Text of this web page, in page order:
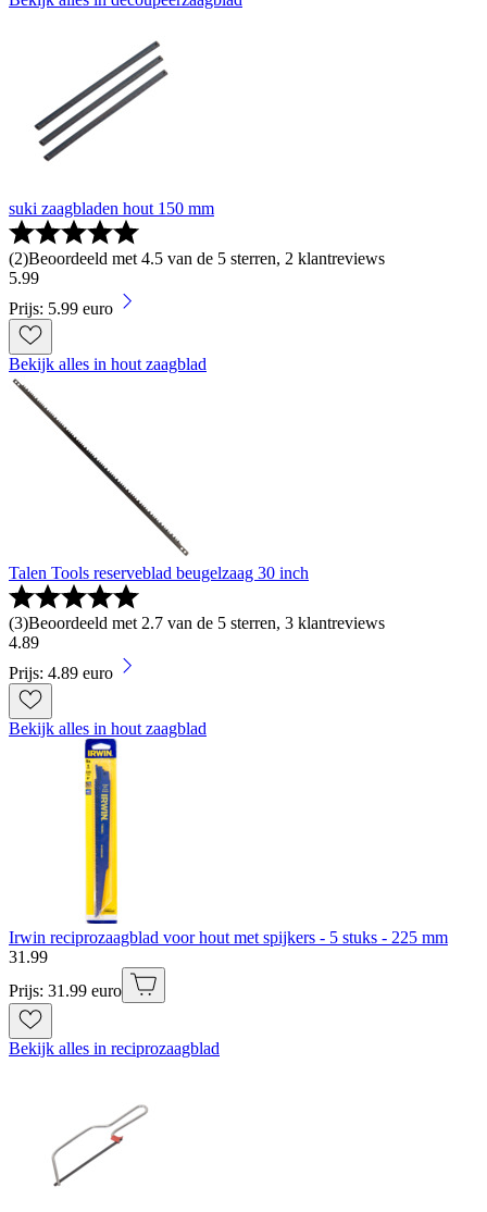
suki zaagbladen hout 150 mm
(2)Beoordeeld met 4.5 van de 5 sterren, 2 klantreviews
5.99
Prijs: 5.99 euro
Bekijk alles in hout zaagblad
Talen Tools reserveblad beugelzaag 30 inch
(3)Beoordeeld met 2.7 van de 5 sterren, 3 klantreviews
4.89
Prijs: 4.89 euro
Bekijk alles in hout zaagblad
Irwin reciprozaagblad voor hout met spijkers - 5 stuks - 225 mm
31 .99
Prijs: 31.99 euro
Bekijk alles in reciprozaagblad